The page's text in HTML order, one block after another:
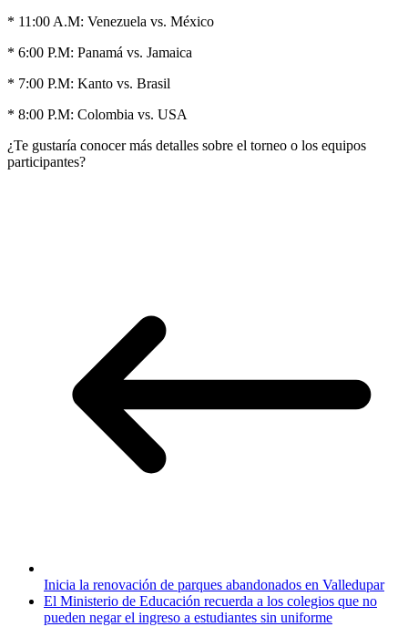
* 11:00 A.M: Venezuela vs. México
* 6:00 P.M: Panamá vs. Jamaica
* 7:00 P.M: Kanto vs. Brasil
* 8:00 P.M: Colombia vs. USA
¿Te gustaría conocer más detalles sobre el torneo o los equipos
participantes?
Inicia la renovación de parques abandonados en Valledupar
El Ministerio de Educación recuerda a los colegios que no
pueden negar el ingreso a estudiantes sin uniforme